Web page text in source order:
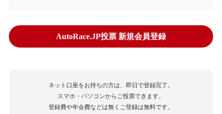
AutoRace.JP投票 新規会員登録
ネット口座をお持ちの方は、即日で登録完了。
スマホ・パソコンからご投票できます。
登録費や年会費などは無くご登録は無料です。